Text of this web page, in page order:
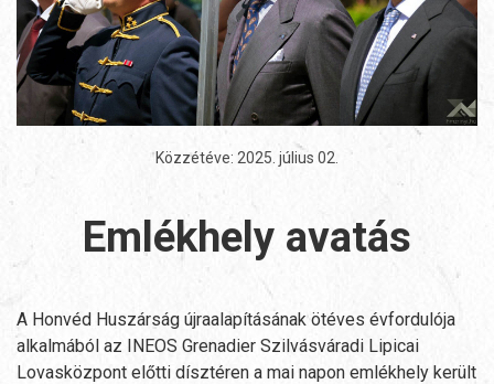
Közzétéve: 2025. július 02
Emlékhely avatás
A Honvéd Huszárság újraalapításának ötéves évfordulója
alkalmából az INEOS Grenadier Szilvásváradi Lipicai
Lovasközpont előtti dísztéren a mai napon emlékhely került